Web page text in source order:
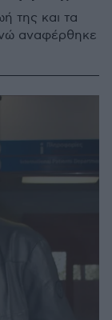
της και τα
αναφέρθηκε